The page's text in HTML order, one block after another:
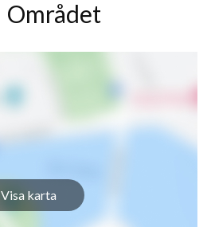
Området
Visa karta